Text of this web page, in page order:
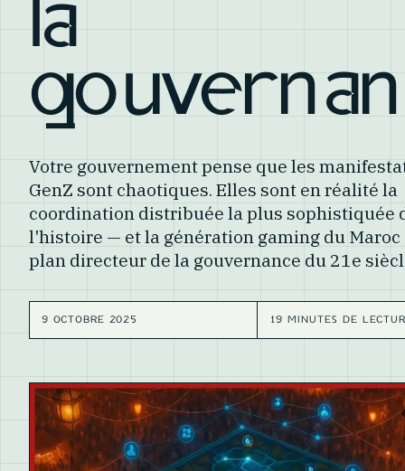
la
Votre gouvernement pense que les
GenZ sont chaotiques. Elles sont en réalité la
coordination distribuée la plus sophistiquée
l'histoire — et la génération gaming du
plan directeur de la gouvernance du 21e
9 OCTOBRE 2025 19 MINUTES DE